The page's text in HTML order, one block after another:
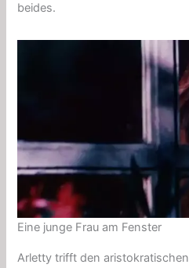
beides.
Eine junge Frau am Fenster
Arletty trifft denaristokratischen